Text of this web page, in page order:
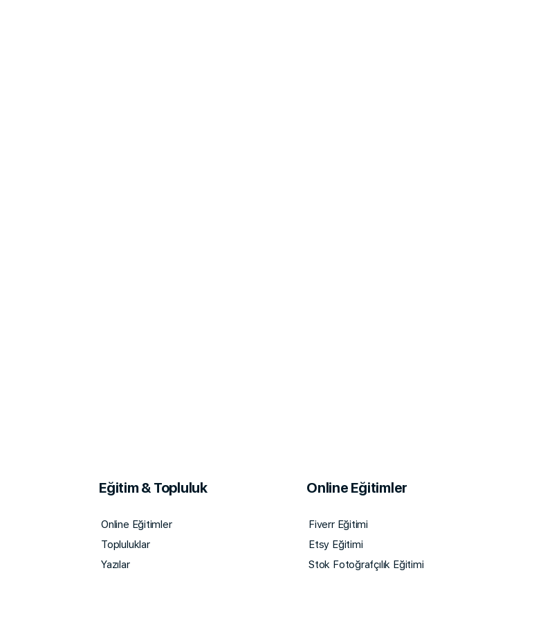
Eğitim & Topluluk
Online Eğitimler
Topluluklar
Yazılar
Online Eğitimler
Fiverr Eğitimi
Etsy Eğitimi
Stok Fotoğrafçılık Eğitimi